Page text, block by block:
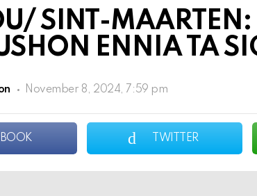
SINT-MAARTEN:
ENNIA TA
November 8, 2024, 7:59 pm
TWITTER